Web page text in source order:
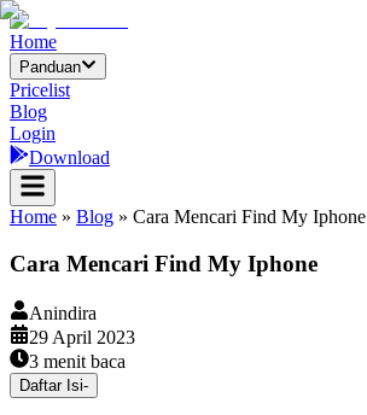
Home
Panduan
Pricelist
Blog
Login
Download
Home » Blog » Cara Mencari Find My Iphone
Cara Mencari Find My Iphone
Anindira
29 April 2023
3 menit baca
Daftar Isi-